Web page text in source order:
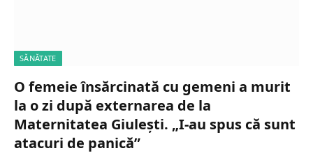
SĂNĂTATE
O femeie însărcinată cu gemeni a murit
la o zi după externarea de la
Maternitatea Giulești. „I-au spus că sunt
atacuri de panică”